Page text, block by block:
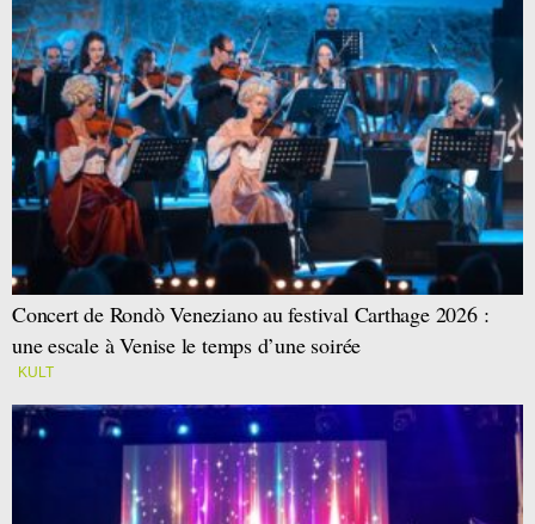
Concert de Rondò Veneziano au festival Carthage 2026 :
une escale à Venise le temps d’une soirée
KULT